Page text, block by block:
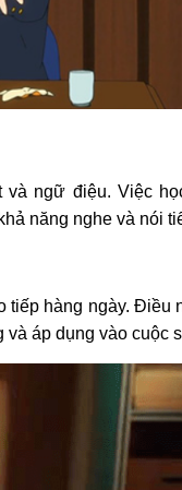
ngữ điệu. Việc
năng nghe và nói
tiếp hàng ngày. Điều
áp dụng vào cuộc